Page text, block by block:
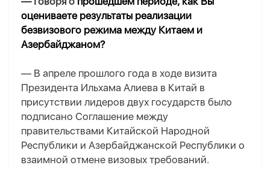
оцениваете результаты реализации
безвизового режима между Китаем и
Азербайджаном?
— В апреле прошлого года в ходе визита
Президента Ильхама Алиева в Китай в
присутствии лидеров двух государств было
подписано Соглашение между
правительствами Китайской Народной
Республики и Азербайджанской Республики о
взаимной отмене визовых требований.